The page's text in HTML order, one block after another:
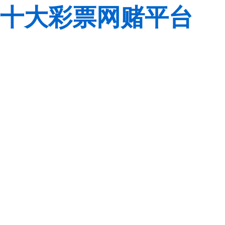
十大彩票网赌平台